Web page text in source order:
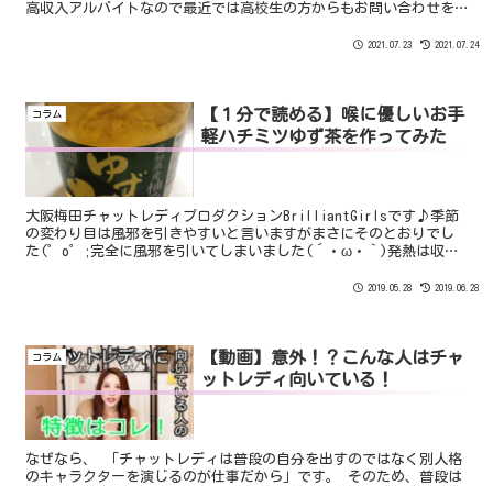
高収入アルバイトなので最近では高校生の方からもお問い合わせを
2021.07.23 2021.07.24
コラム
【１分で読める】喉に優しいお手
軽ハチミツゆず茶を作ってみた
大阪梅田チャットレディプロダクションBrilliantGirlsです♪季節
の変わり目は風邪を引きやすいと言いますがまさにそのとおりでし
た(゜o゜;完全に風邪を引いてしまいました(´・ω・｀)発熱は収ま
2019.05.28 2019.06.28
コラム
【動画】意外！？こんな人はチャ
ットレディ向いている！
なぜなら、 「チャットレディは普段の自分を出すのではなく別人格
のキャラクターを演じるのが仕事だから」です。 そのため、普段は